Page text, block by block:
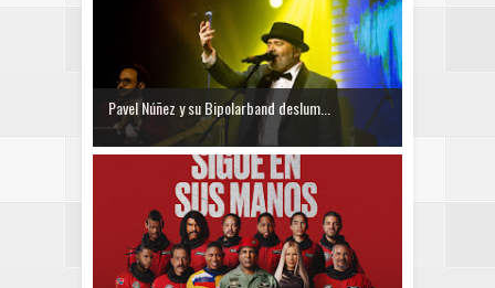
Pavel Núñez y su Bipolarband deslum...